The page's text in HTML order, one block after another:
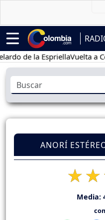
la EspriellaVuelta a
ANORÍ
Media: